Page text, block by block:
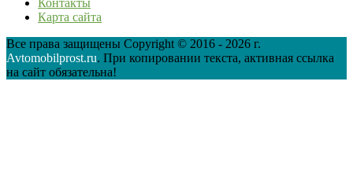
Карта сайта
Все права защищены Copyright © 2016 - 2026 г.
Avtomobilprost.ru. При копировании текста, активная ссылка
на сайт обязательна!